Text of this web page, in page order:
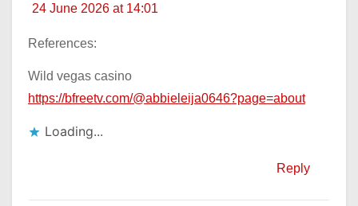
24 June 2026 at 14:01
References:
Wild vegas casino
https://bfreetv.com/@abbieleija0646?page=about
Loading...
Reply